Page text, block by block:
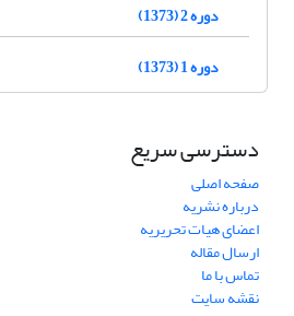
دوره 2 (1373)
دوره 1 (1373)
دسترسی سریع
صفحه اصلی
درباره نشریه
اعضای هیات تحریریه
ارسال مقاله
تماس با ما
نقشه سایت